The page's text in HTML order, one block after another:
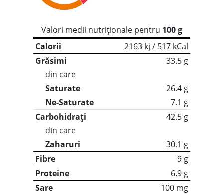
Valori medii nutriționale pentru 100 g
Calorii
2163 kj / 517 kCal
Grăsimi
33.5 g
din care
Saturate
26.4 g
Ne-Saturate
7.1 g
Carbohidrați
42.5 g
din care
Zaharuri
30.1 g
Fibre
9 g
Proteine
6.9 g
Sare
100 mg